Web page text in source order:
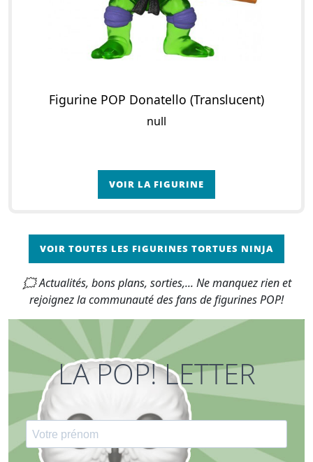
Figurine POP Donatello (Translucent)
null
VOIR LA FIGURINE
VOIR TOUTES LES FIGURINES TORTUES NINJA
🗯 Actualités, bons plans, sorties,... Ne manquez rien et
rejoignez la communauté des fans de figurines POP!
LA POP! LETTER